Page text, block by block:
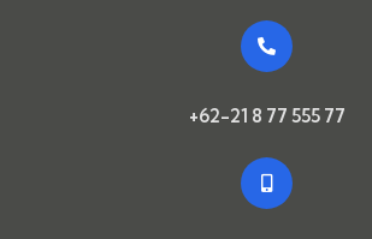
+62-21 8 77 555 77